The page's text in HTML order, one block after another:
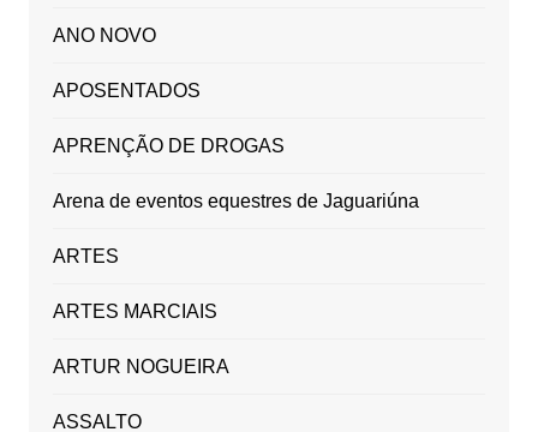
ANO NOVO
APOSENTADOS
APRENÇÃO DE DROGAS
Arena de eventos equestres de Jaguariúna
ARTES
ARTES MARCIAIS
ARTUR NOGUEIRA
ASSALTO